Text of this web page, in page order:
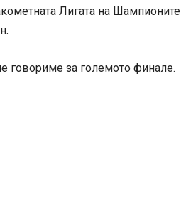
Лигата на Шампионите
говориме за големото финале.